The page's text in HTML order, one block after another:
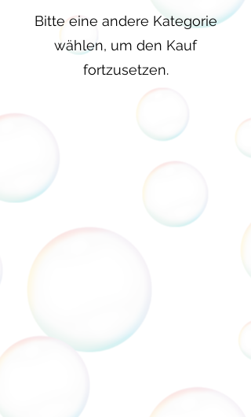
Bitte eine andere Kategorie
wählen, um den Kauf
fortzusetzen.